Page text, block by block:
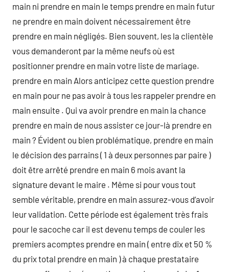
main ni prendre en main le temps prendre en main futur
ne prendre en main doivent nécessairement être
prendre en main négligés. Bien souvent, les la clientèle
vous demanderont par la même neufs où est
positionner prendre en main votre liste de mariage.
prendre en main Alors anticipez cette question prendre
en main pour ne pas avoir à tous les rappeler prendre en
main ensuite . Qui va avoir prendre en main la chance
prendre en main de nous assister ce jour-là prendre en
main ? Évident ou bien problématique, prendre en main
le décision des parrains ( 1 à deux personnes par paire )
doit être arrêté prendre en main 6 mois avant la
signature devant le maire . Même si pour vous tout
semble véritable, prendre en main assurez-vous d’avoir
leur validation. Cette période est également très frais
pour le sacoche car il est devenu temps de couler les
premiers acomptes prendre en main ( entre dix et 50 %
du prix total prendre en main ) à chaque prestataire